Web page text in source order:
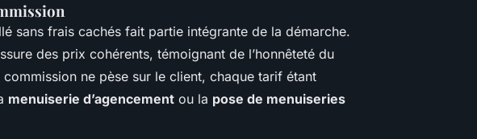
sans frais cachés fait partie intégrante de la démarche.
des prix cohérents, témoignant de l’honnêteté du
ne pèse sur le client, chaque tarif étant
menuiserie d’agencement ou la pose de menuiseries